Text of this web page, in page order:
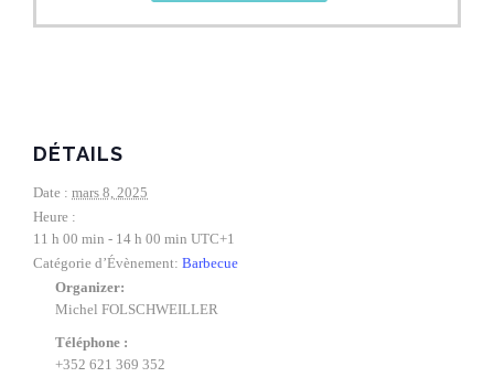
DÉTAILS
Date : mars 8, 2025
Heure :
11 h 00 min - 14 h 00 min UTC+1
Catégorie d’Évènement: Barbecue
Organizer:
Michel FOLSCHWEILLER
Téléphone :
+352 621 369 352